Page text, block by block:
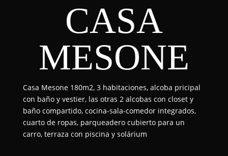
CASA
MESONE
Casa Mesone 180m2, 3 habitaciones, alcoba pricipal
con baño y vestier, las otras 2 alcobas con closet y
baño compartido, cocina-sala-comedor integrados,
cuarto de ropas, parqueadero cubierto para un
carro, terraza con piscina y solárium